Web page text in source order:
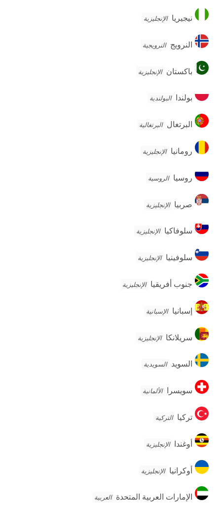
نيجيريا
نيجيريا الإنجليزية
النرويج
النرويج النرويجية
باكستان
باكستان الإنجليزية
بولندا
بولندا البولندية
البرتغال
البرتغال البرتغالية
رومانيا
رومانيا الإنجليزية
روسيا
روسيا الروسية
صربيا
صربيا الإنجليزية
سلوفاكيا
سلوفاكيا الإنجليزية
سلوفينيا
سلوفينيا الإنجليزية
جنوب
أفريقيا
جنوب أفريقيا الإنجليزية
إسبانيا
إسبانيا الإسبانية
سريلانكا
سريلانكا الإنجليزية
السويد
السويد السويدية
سويسرا
سويسرا الألمانية
تركيا
تركيا التركية
أوغندا
أوغندا الإنجليزية
أوكرانيا
أوكرانيا الإنجليزية
الإمارات
العربية
الإمارات العربية المتحدة العربية